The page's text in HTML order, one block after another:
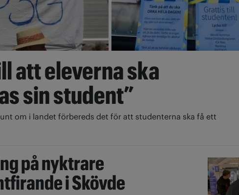
att eleverna ska
sin student”
om i landet förbereds det för att studenterna ska få ett
på nyktrare
i Skövde